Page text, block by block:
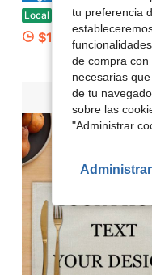
Local -65% Escritorio personalizado con foto: Decoración de oficina en casa
$10.50
tu preferencia
de compra con
necesarias
de tu
sobre las
"Administrar